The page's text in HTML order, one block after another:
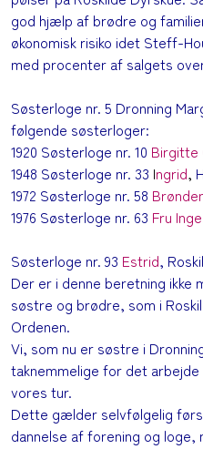
god hjælp af brødre og
økonomisk risiko idet Steff-
med procenter af salgets
Søsterloge nr. 5 Dronning
følgende søsterloger:
1920 Søsterloge nr. 10 Birgitte
1948 Søsterloge nr. 33 Ingrid,
1972 Søsterloge nr. 58
1976 Søsterloge nr. 63 Fru Inge
Søsterloge nr. 93 Estrid,
Der er i denne beretning ikke
søstre og brødre, som i
Ordenen.
Vi, som nu er søstre i
taknemmelige for det
vores tur.
Dette gælder selvfølgelig
dannelse af forening og